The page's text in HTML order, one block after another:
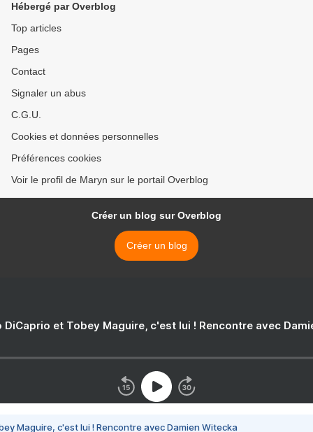
Hébergé par Overblog
Top articles
Pages
Contact
Signaler un abus
C.G.U.
Cookies et données personnelles
Préférences cookies
Voir le profil de Maryn sur le portail Overblog
Créer un blog sur Overblog
Créer un blog
DiCaprio et Tobey Maguire, c'est lui ! Rencontre avec
Maguire, c'est lui ! Rencontre avec Damien Witecka